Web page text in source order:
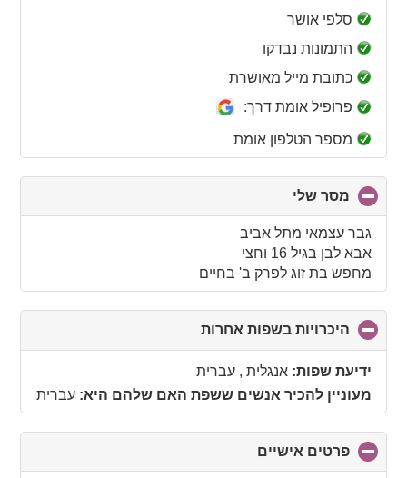
סלפי אושר
התמונות נבדקו
כתובת מייל מאושרת
פרופיל אומת דרך:
מספר הטלפון אומת
מסר שלי
to
collapse
contents
גבר עצמאי מתל אביב
אבא לבן בגיל 16 וחצי
מחפש בת זוג לפרק ב' בחיים
היכרויות בשפות אחרות
to
collapse
ידיעת שפות: אנגלית , עברית
מעוניין להכיר אנשים ששפת האם שלהם היא: עברית
פרטים אישיים
to